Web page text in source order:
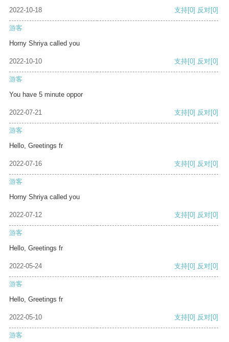
2022-10-18 支持[0] 反对[0]
游客
Horny Shriya called you
2022-10-10 支持[0] 反对[0]
游客
You have 5 minute oppor
2022-07-21 支持[0] 反对[0]
游客
Hello, Greetings fr
2022-07-16 支持[0] 反对[0]
游客
Horny Shriya called you
2022-07-12 支持[0] 反对[0]
游客
Hello, Greetings fr
2022-05-24 支持[0] 反对[0]
游客
Hello, Greetings fr
2022-05-10 支持[0] 反对[0]
游客